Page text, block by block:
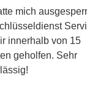
mich
innerhalb von 15
geholfen. Sehr